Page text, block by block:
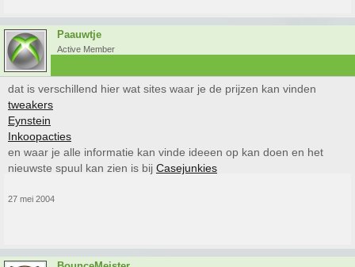
Paauwtje
Active Member
dat is verschillend hier wat sites waar je de prijzen kan vinden
tweakers
Eynstein
Inkoopacties
en waar je alle informatie kan vinde ideeen op kan doen en het
nieuwste spuul kan zien is bij Casejunkies
27 mei 2004